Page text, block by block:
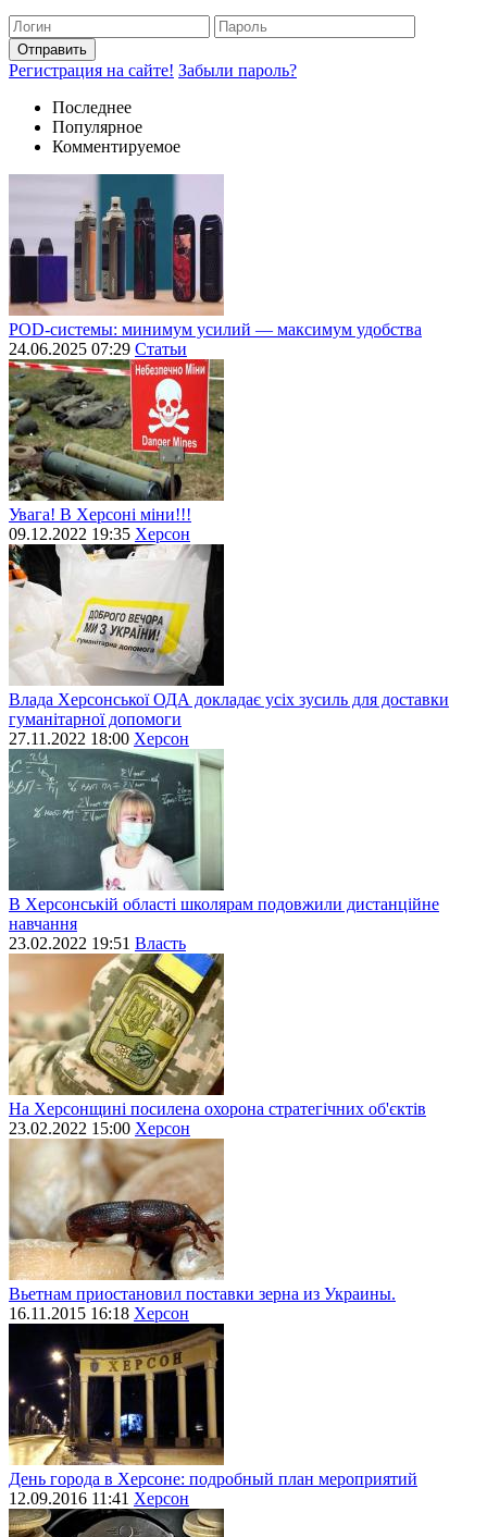
Отправить
Регистрация на сайте! Забыли пароль?
Последнее
Популярное
Комментируемое
POD-системы: минимум усилий — максимум удобства
24.06.2025 07:29 Статьи
Увага! В Херсоні міни!!!
09.12.2022 19:35 Херсон
Влада Херсонської ОДА докладає усіх зусиль для доставки
гуманітарної допомоги
27.11.2022 18:00 Херсон
В Херсонській області школярам подовжили дистанційне
навчання
23.02.2022 19:51 Власть
На Херсонщині посилена охорона стратегічних об'єктів
23.02.2022 15:00 Херсон
Вьетнам приостановил поставки зерна из Украины.
16.11.2015 16:18 Херсон
День города в Херсоне: подробный план мероприятий
12.09.2016 11:41 Херсон